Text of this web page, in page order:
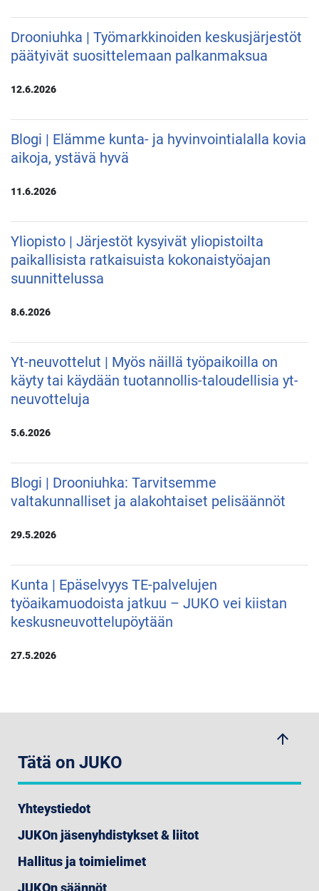
Drooniuhka | Työmarkkinoiden keskusjärjestöt
päätyivät suosittelemaan palkanmaksua
12.6.2026
Blogi | Elämme kunta- ja hyvinvointialalla kovia
aikoja, ystävä hyvä
11.6.2026
Yliopisto | Järjestöt kysyivät yliopistoilta
paikallisista ratkaisuista kokonaistyöajan
suunnittelussa
8.6.2026
Yt-neuvottelut | Myös näillä työpaikoilla on
käyty tai käydään tuotannollis-taloudellisia yt-
neuvotteluja
5.6.2026
Blogi | Drooniuhka: Tarvitsemme
valtakunnalliset ja alakohtaiset pelisäännöt
29.5.2026
Kunta | Epäselvyys TE-palvelujen
työaikamuodoista jatkuu – JUKO vei kiistan
keskusneuvottelupöytään
27.5.2026
arrow_upwards
Tätä on JUKO
Yhteystiedot
JUKOn jäsenyhdistykset & liitot
Hallitus ja toimielimet
JUKOn säännöt